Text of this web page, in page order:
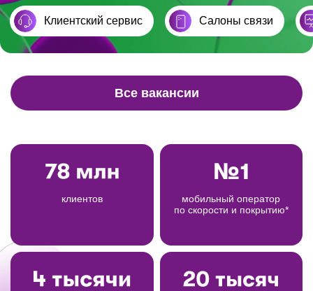
Клиентский сервис Cалоны связи
Все вакансии
клиентов
мобильный оператор
по скорости и покрытию*